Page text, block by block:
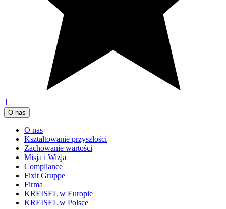
1
O nas
O nas
Kształtowanie przyszłości
Zachowanie wartości
Misja i Wizja
Compliance
Fixit Gruppe
Firma
KREISEL w Europie
KREISEL w Polsce